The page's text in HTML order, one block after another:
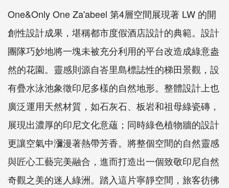
One&Only One Za'abeel 第4層空間展現著 LW 的開
創性設計成果，堪稱都市度假酒店設計的典範。設計
團隊巧妙地將一塊未被充分利用的平台改造成綠意盎
然的花園。靈感則源自峇里島標誌性的梯田景觀，設
有疊水泳池象徵印尼多樣的自然地形。整體設計上也
廣泛運用天然材質，如石灰石、板岩和祖母綠瓷磚，
展現出濃厚的印尼文化意蘊；同時綠色植物牆的設計
更讓空氣中瀰漫著熱帶芳香。將整個空間的自然靈感
與匠心工藝完美融合，進而打造出一個致敬印尼自然
奇觀之美的迷人綠洲。踏入這片寧靜空間，旅客彷彿